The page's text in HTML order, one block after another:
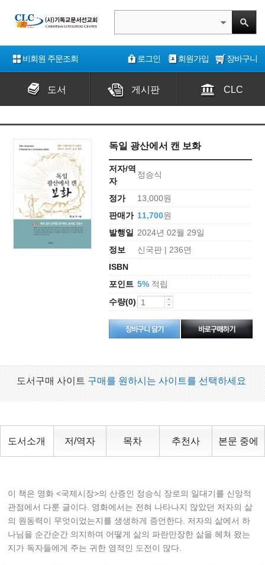
비회원 주문조회 로그인 회원가입 장바구니
도서 게시판 CLC
독일 광산에서 캔 보화
저자/역
자
정승식
정가
13,000원
판매가 11,700원
발행일
2024년 02월 29일
정보
신국판 | 236면
ISBN
포인트 5%적립
수량(0)
도서구매 사이트 구매를 원하시는 사이트를 선택하세요
도서소개 저/역자 목차 추천사 본문 중에
이 책은 영화 <국제시장>의 산증인 정승식 장로의 일대기를 신앙적
관점에서 다룬 글이다. 영화에서는 전혀 나타나지 않았던 저자의 삶
의 원동력이 무엇이었는지를 생생하게 증언한다. 저자의 삶에서 하
나님을 순간순간 의지하며 어떻게 삶의 파란만장한 삶을 헤쳐 왔는
지가 독자들에게 주는 귀한 영적인 도전이 많다.